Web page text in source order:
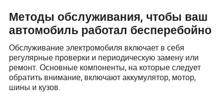
Методы обслуживания, чтобы ваш
автомобиль работал бесперебойно
Обслуживание электромобиля включает в себя
регулярные проверки и периодическую замену или
ремонт. Основные компоненты, на которые следует
обратить внимание, включают аккумулятор, мотор,
шины и кузов.